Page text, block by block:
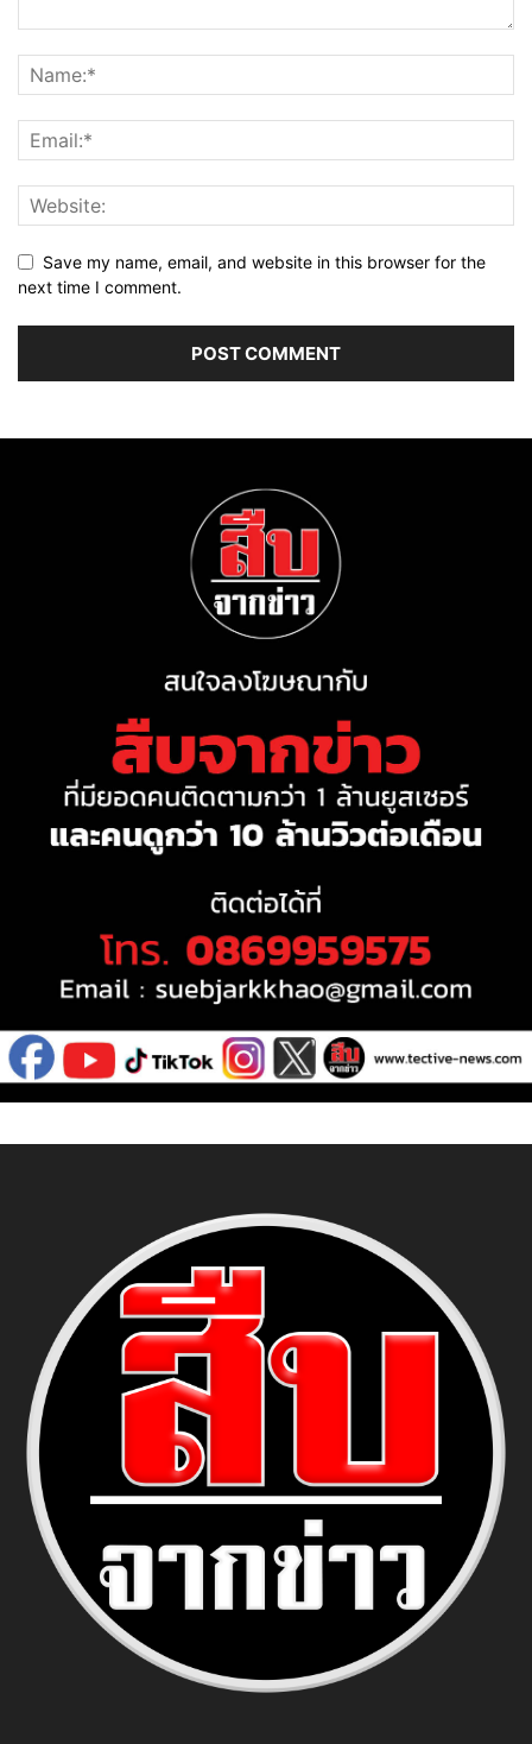
Save my name, email, and website in this browser for the
next time I comment.